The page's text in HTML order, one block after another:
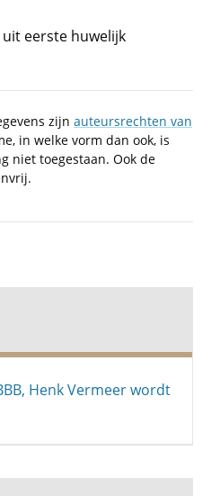
eerste huwelijk
zijn auteursrechten van
in welke vorm dan ook, is
niet toegestaan. Ook de
Henk Vermeer wordt